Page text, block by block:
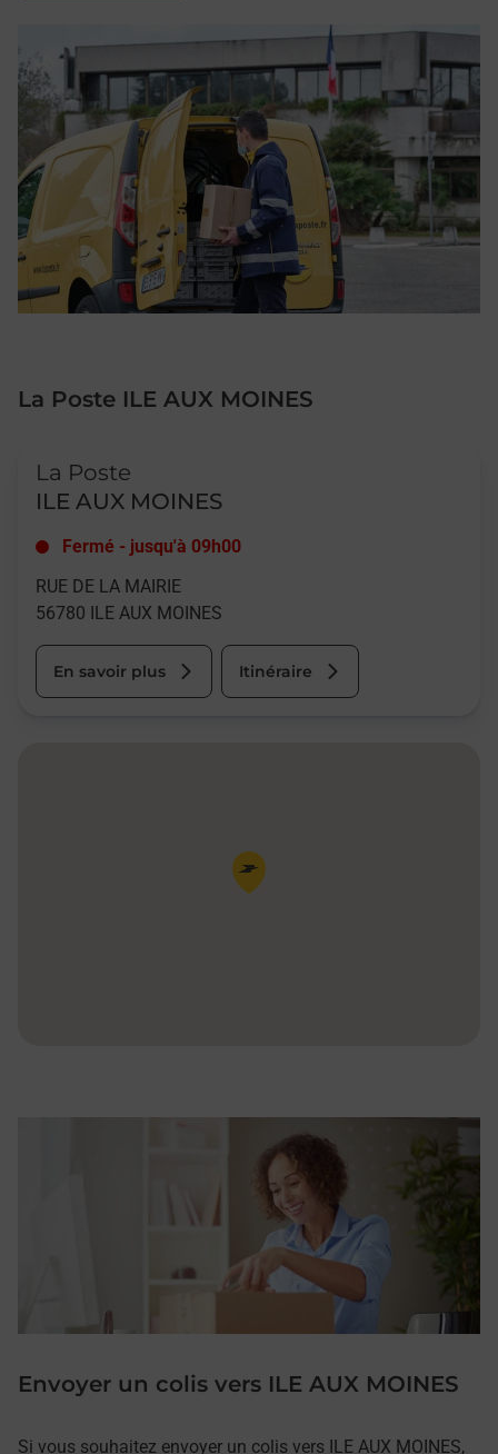
La Poste ILE AUX MOINES
La Poste
ILE AUX MOINES
Fermé - jusqu'à 09h00
RUE DE LA MAIRIE
56780 ILE AUX MOINES
En savoir plus Itinéraire
Pin de la carte
Envoyer un colis vers ILE AUX MOINES
Si vous souhaitez envoyer un colis vers ILE AUX MOINES,